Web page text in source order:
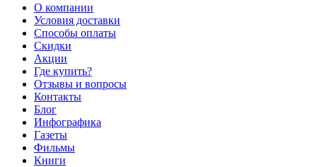
О компании
Условия доставки
Способы оплаты
Скидки
Акции
Где купить?
Отзывы и вопросы
Контакты
Блог
Инфографика
Газеты
Фильмы
Книги